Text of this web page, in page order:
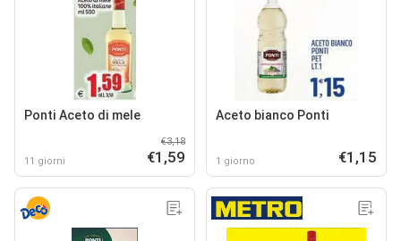
Ponti Aceto di mele
11 giorni
€3,18
€1,59
Aceto bianco Ponti
1 giorno €1,15